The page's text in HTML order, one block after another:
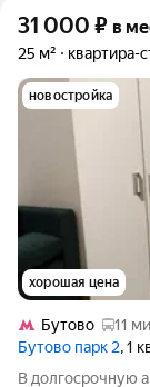
31 000 ₽ в
25 м² квартира-
новостройка
хорошая цена
Бутово
11
Бутово парк 2, 1
В долгосрочную